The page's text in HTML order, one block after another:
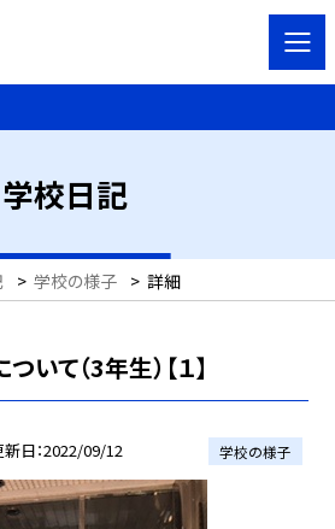
学校日記
> 学校の様子 > 詳細
て（3年生）【１】
新日 2022/09/12 学校の様子